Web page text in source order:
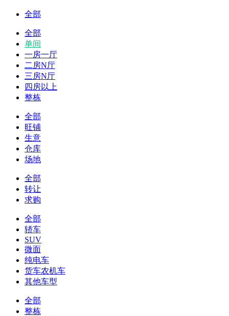
全部
全部
单间
一房一厅
二房N厅
三房N厅
四房以上
整栋
全部
旺铺
生意
仓库
场地
全部
转让
求购
全部
轿车
SUV
微面
纯电车
货车农机车
其他车型
全部
整栋